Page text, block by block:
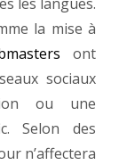
la mise à
ont
sociaux
ou une
Selon des
n’affectera